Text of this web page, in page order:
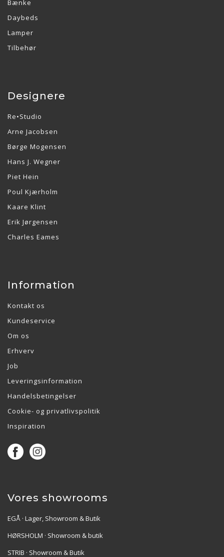
Bænke
Daybeds
Lamper
Tilbehør
Designere
Re•Studio
Arne Jacobsen
Børge Mogensen
Hans J. Wegner
Piet Hein
Poul Kjærholm
Kaare Klint
Erik Jørgensen
Charles Eames
Information
Kontakt os
Kundeservice
Om os
Erhverv
Job
Leveringsinformation
Handelsbetingelser
Cookie- og privatlivspolitik
Inspiration
Vores showrooms
EGÅ · Lager, Showroom & Butik
HØRSHOLM · Showroom & butik
STRIB · Showroom & Butik